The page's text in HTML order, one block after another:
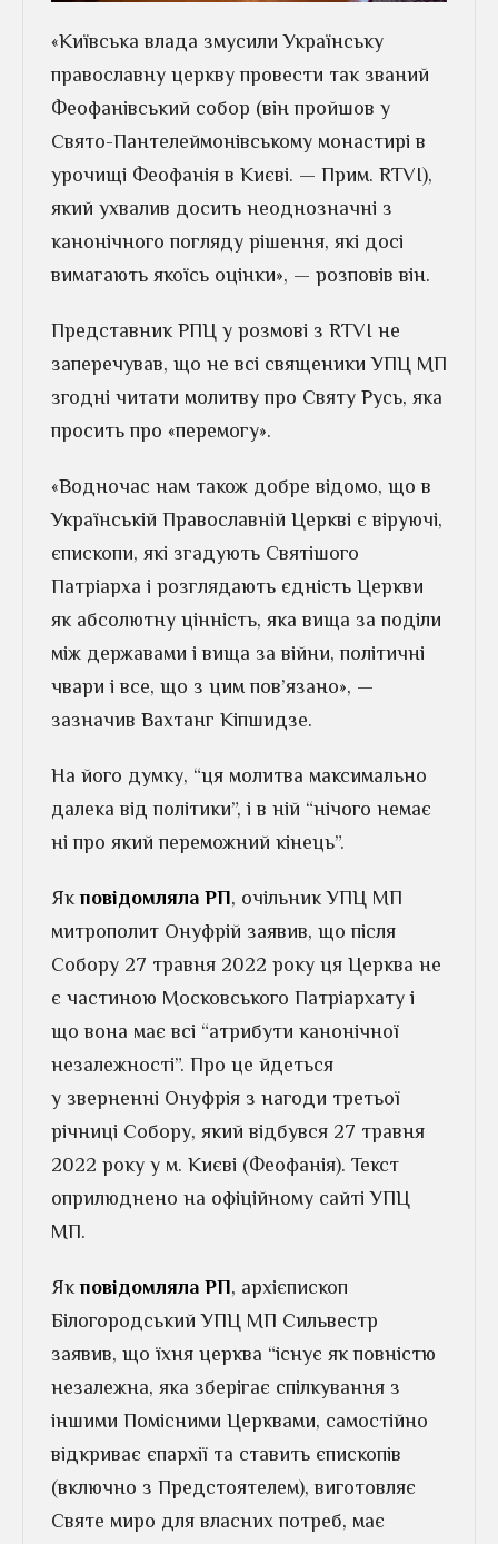
«Київська влада змусили Українську
православну церкву провести так званий
Феофанівський собор (він пройшов у
Свято-Пантелеймонівському монастирі в
урочищі Феофанія в Києві. — Прим. RTVI),
який ухвалив досить неоднозначні з
канонічного погляду рішення, які досі
вимагають якоїсь оцінки», — розповів він.
Представник РПЦ у розмові з RTVI не
заперечував, що не всі священики УПЦ МП
згодні читати молитву про Святу Русь, яка
просить про «перемогу».
«Водночас нам також добре відомо, що в
Українській Православній Церкві є віруючі,
єпископи, які згадують Святішого
Патріарха і розглядають єдність Церкви
як абсолютну цінність, яка вища за поділи
між державами і вища за війни, політичні
чвари і все, що з цим пов’язано», —
зазначив Вахтанг Кіпшидзе.
На його думку, “ця молитва максимально
далека від політики”, і в ній “нічого немає
ні про який переможний кінець”.
Якповідомляла РП, очільник УПЦ МП
митрополит Онуфрій заявив, що після
Собору 27 травня 2022 року ця Церква не
є частиною Московського Патріархату і
що вона має всі “атрибути канонічної
незалежності”. Про це йдеться
у зверненні Онуфрія з нагоди третьої
річниці Собору, який відбувся 27 травня
2022 року у м. Києві (Феофанія). Текст
оприлюднено на офіційному сайті УПЦ
МП.
Якповідомляла РП, архієпископ
Білогородський УПЦ МП Сильвестр
заявив, що їхня церква “існує як повністю
незалежна, яка зберігає спілкування з
іншими Помісними Церквами, самостійно
відкриває єпархії та ставить єпископів
(включно з Предстоятелем), виготовляє
Святе миро для власних потреб, має